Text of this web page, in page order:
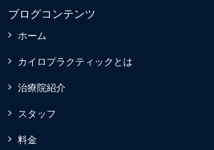
ブログコンテンツ
ホーム
カイロプラクティックとは
治療院紹介
スタッフ
料金